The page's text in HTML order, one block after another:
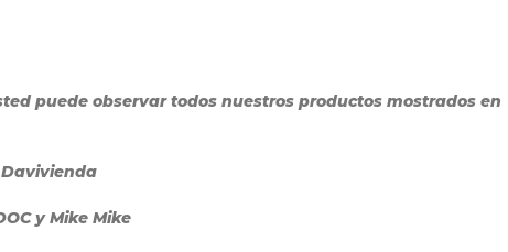
puede observar todos nuestros productos mostrados en
y Mike Mike